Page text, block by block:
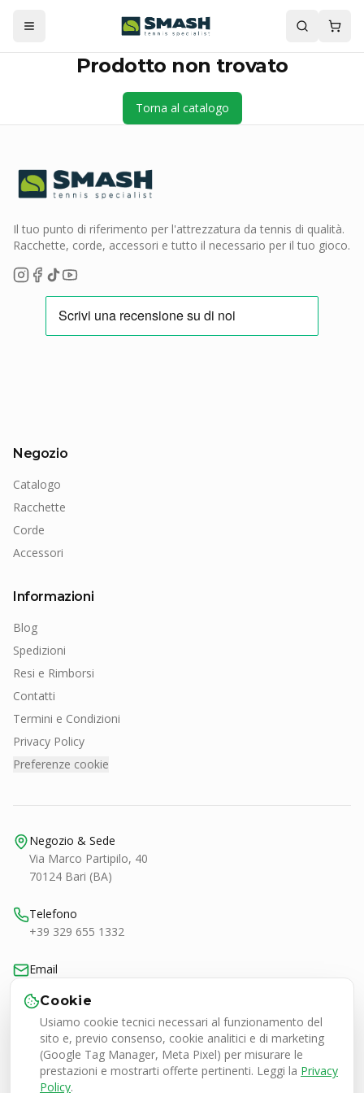
Prodotto non trovato
Torna al catalogo
Il tuo punto di riferimento per l'attrezzatura da tennis di qualità.
Racchette, corde, accessori e tutto il necessario per il tuo gioco.
Negozio
Catalogo
Racchette
Corde
Accessori
Informazioni
Blog
Spedizioni
Resi e Rimborsi
Contatti
Termini e Condizioni
Privacy Policy
Preferenze cookie
Negozio & Sede
Via Marco Partipilo, 40
70124 Bari (BA)
Telefono
+39 329 655 1332
Email
Orari
Lun-Ven 9:00-20:30
Sab 9:00-13:00 / 16:30-20:30
Cookie
Usiamo cookie tecnici necessari al funzionamento del
sito e, previo consenso, cookie analitici e di marketing
(Google Tag Manager, Meta Pixel) per misurare le
prestazioni e mostrarti offerte pertinenti. Leggi la Privacy
Policy.